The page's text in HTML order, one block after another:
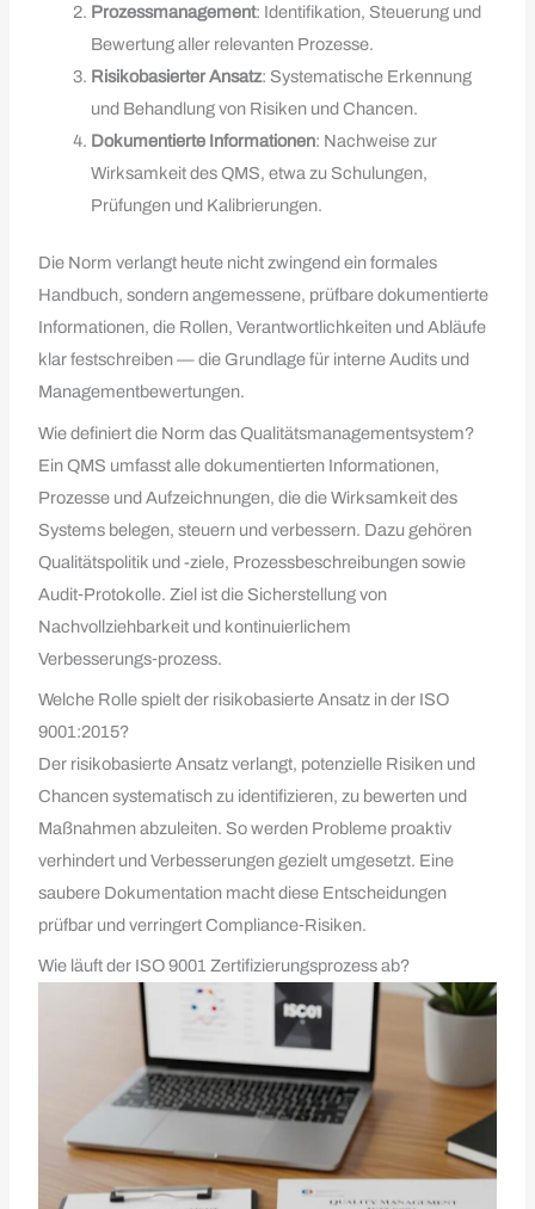
Prozessmanagement: Identifikation, Steuerung und
Bewertung aller relevanten Prozesse.
Risikobasierter Ansatz: Systematische Erkennung
und Behandlung von Risiken und Chancen.
Dokumentierte Informationen: Nachweise zur
Wirksamkeit des QMS, etwa zu Schulungen,
Prüfungen und Kalibrierungen.
Die Norm verlangt heute nicht zwingend ein formales
Handbuch, sondern angemessene, prüfbare dokumentierte
Informationen, die Rollen, Verantwortlichkeiten und Abläufe
klar festschreiben — die Grundlage für interne Audits und
Managementbewertungen.
Wie definiert die Norm das Qualitätsmanagementsystem?
Ein QMS umfasst alle dokumentierten Informationen,
Prozesse und Aufzeichnungen, die die Wirksamkeit des
Systems belegen, steuern und verbessern. Dazu gehören
Qualitätspolitik und -ziele, Prozessbeschreibungen sowie
Audit‑Protokolle. Ziel ist die Sicherstellung von
Nachvollziehbarkeit und kontinuierlichem
Verbesserungs‑prozess.
Welche Rolle spielt der risikobasierte Ansatz in der ISO
9001:2015?
Der risikobasierte Ansatz verlangt, potenzielle Risiken und
Chancen systematisch zu identifizieren, zu bewerten und
Maßnahmen abzuleiten. So werden Probleme proaktiv
verhindert und Verbesserungen gezielt umgesetzt. Eine
saubere Dokumentation macht diese Entscheidungen
prüfbar und verringert Compliance‑Risiken.
Wie läuft der ISO 9001 Zertifizierungsprozess ab?